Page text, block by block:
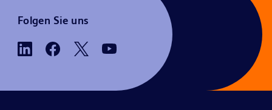
Folgen Sie uns